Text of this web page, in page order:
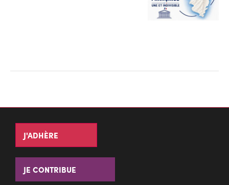
J'ADHÈRE
JE CONTRIBUE